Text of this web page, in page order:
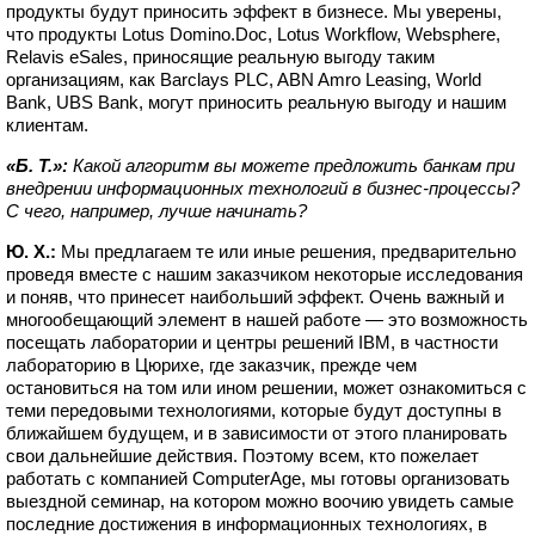
продукты будут приносить эффект в бизнесе. Мы уверены,
что продукты Lotus Domino.Doc, Lotus Workflow, Websphere,
Relavis eSales, приносящие реальную выгоду таким
организациям, как Barclays PLC, ABN Amro Leasing, World
Bank, UBS Bank, могут приносить реальную выгоду и нашим
клиентам.
«Б. Т.»: Какой алгоритм вы можете предложить банкам при
внедрении информационных технологий в бизнес-процессы?
С чего, например, лучше начинать?
Ю. Х.: Мы предлагаем те или иные решения, предварительно
проведя вместе с нашим заказчиком некоторые исследования
и поняв, что принесет наибольший эффект. Очень важный и
многообещающий элемент в нашей работе — это возможность
посещать лаборатории и центры решений IBM, в частности
лабораторию в Цюрихе, где заказчик, прежде чем
остановиться на том или ином решении, может ознакомиться с
теми передовыми технологиями, которые будут доступны в
ближайшем будущем, и в зависимости от этого планировать
свои дальнейшие действия. Поэтому всем, кто пожелает
работать с компанией ComputerAge, мы готовы организовать
выездной семинар, на котором можно воочию увидеть самые
последние достижения в информационных технологиях, в